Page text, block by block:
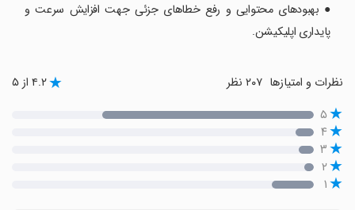
● بهبودهای محتوایی و رفع خطاهای جزئی جهت افزایش سرعت و
پایداری اپلیکیشن.
نظرات و امتیازها ۴.۲ از ۵
۵
۴
۳
۲
۱